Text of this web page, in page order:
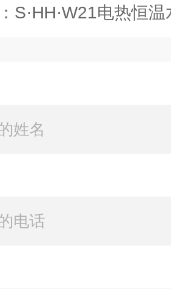
S·HH·W21电热恒